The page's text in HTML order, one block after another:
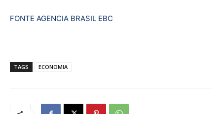
FONTE AGENCIA BRASIL EBC
TAGS ECONOMIA